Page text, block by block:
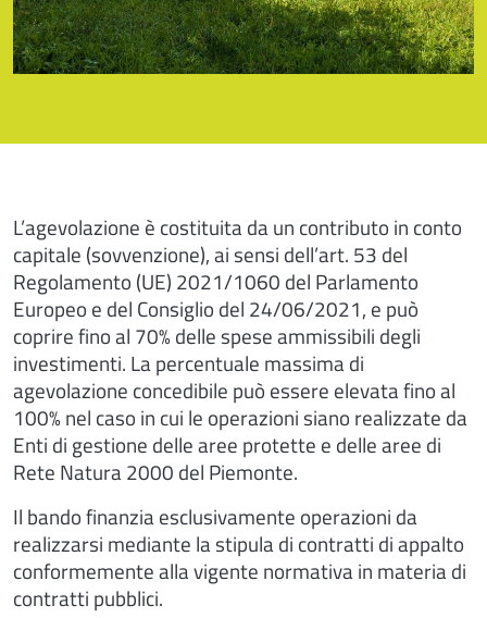
L’agevolazione è costituita da un contributo in conto
capitale (sovvenzione), ai sensi dell’art. 53 del
Regolamento (UE) 2021/1060 del Parlamento
Europeo e del Consiglio del 24/06/2021, e può
coprire fino al 70% delle spese ammissibili degli
investimenti. La percentuale massima di
agevolazione concedibile può essere elevata fino al
100% nel caso in cui le operazioni siano realizzate da
Enti di gestione delle aree protette e delle aree di
Rete Natura 2000 del Piemonte.
Il bando finanzia esclusivamente operazioni da
realizzarsi mediante la stipula di contratti di appalto
conformemente alla vigente normativa in materia di
contratti pubblici.